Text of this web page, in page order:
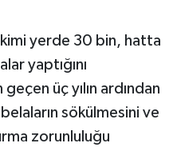
kimi yerde 30 bin, hatta
yaptığını
üç yılın ardından
sökülmesini ve
zorunluluğu